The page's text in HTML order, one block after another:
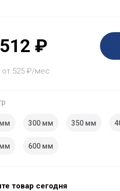
₽
525 ₽/мес
300 мм 350 мм
600 мм
товар сегодня